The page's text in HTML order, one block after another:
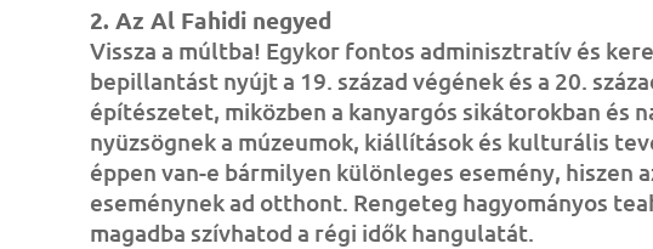
2. Az Al Fahidi negyed
Vissza a múltba! Egykor fontos adminisztratív és
bepillantást nyújt a 19. század végének és a 20.
építészetet, miközben a kanyargós sikátorokban és
nyüzsögnek a múzeumok, kiállítások és kulturális
éppen van-e bármilyen különleges esemény, hiszen
eseménynek ad otthont. Rengeteg hagyományos
magadba szívhatod a régi idők hangulatát.